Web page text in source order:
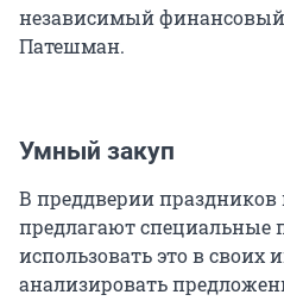
независимый финансовый
Патешман.
Умный закуп
В преддверии
предлагают
использовать это в своих
анализировать